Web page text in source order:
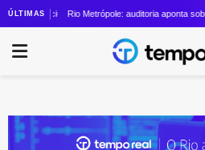
ÚLTIMASVinícius Cozzolino cresce quase 24 vezes
Rio Metrópole: auditoria aponta